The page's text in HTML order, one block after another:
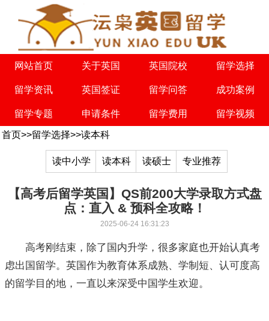
网站首页 关于英国 英国院校 留学选择
留学资讯 英国签证 留学问答 成功案例
留学专题 申请条件 留学费用 留学视频
首页>>留学选择>>读本科
读中小学 读本科 读硕士 专业推荐
【高考后留学英国】QS前200大学录取方式盘
点：直入 & 预科全攻略！
2025-06-24 16:31:23
高考刚结束，除了国内升学，很多家庭也开始认真考
虑出国留学。英国作为教育体系成熟、学制短、认可度高
的留学目的地，一直以来深受中国学生欢迎。